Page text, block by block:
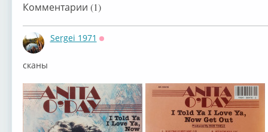
Комментарии (1)
Sergei 1971
сканы